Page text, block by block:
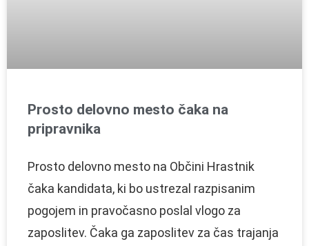
Prosto delovno mesto čaka na
pripravnika
Prosto delovno mesto na Občini Hrastnik
čaka kandidata, ki bo ustrezal razpisanim
pogojem in pravočasno poslal vlogo za
zaposlitev. Čaka ga zaposlitev za čas trajanja